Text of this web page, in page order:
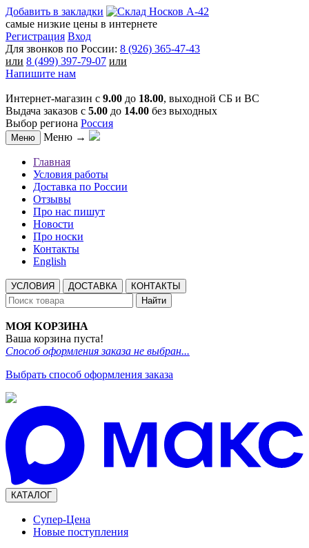
Добавить в закладки
самые низкие цены в интернете
Регистрация Вход
Для звонков по России: 8 (926) 365-47-43
или 8 (499) 397-79-07 или
Напишите нам
Интернет-магазин с 9.00 до 18.00, выходной СБ и ВС
Выдача заказов с 5.00 до 14.00 без выходных
Выбор региона Россия
Меню Меню →
Главная
Условия работы
Доставка по России
Отзывы
Про нас пишут
Новости
Про носки
Контакты
English
УСЛОВИЯ ДОСТАВКА
КОНТАКТЫ
Найти
МОЯ КОРЗИНА
Ваша корзина пуста!
Способ оформления заказа не выбран...
Выбрать способ оформления заказа
КАТАЛОГ
Супер-Цена
Новые поступления